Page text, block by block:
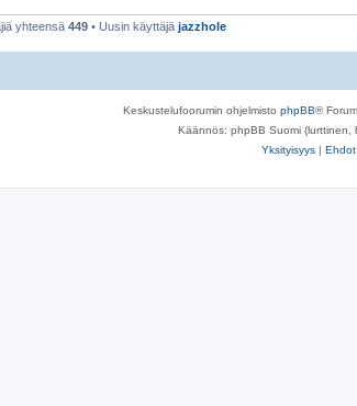
yhteensä 449 • Uusin käyttäjä jazzhole
Keskustelufoorumin ohjelmisto phpBB®
Käännös: phpBB Suomi (lurttinen,
Yksityisyys | Ehdot